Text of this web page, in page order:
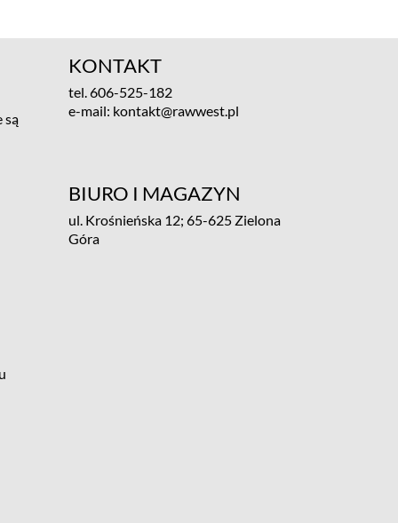
są
KONTAKT
tel.606-525-182
e-mail: kontakt@rawwest.pl
BIURO I MAGAZYN
ul. Krośnieńska 12; 65-625 Zielona
Góra